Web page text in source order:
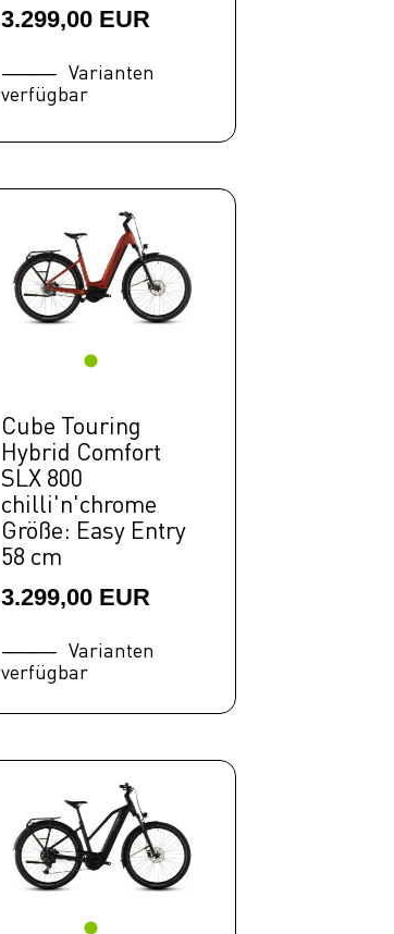
3.299,00 EUR
Varianten
verfügbar
Cube Touring
Hybrid Comfort
SLX 800
chilli'n'chrome
Größe: Easy Entry
58 cm
3.299,00 EUR
Varianten
verfügbar